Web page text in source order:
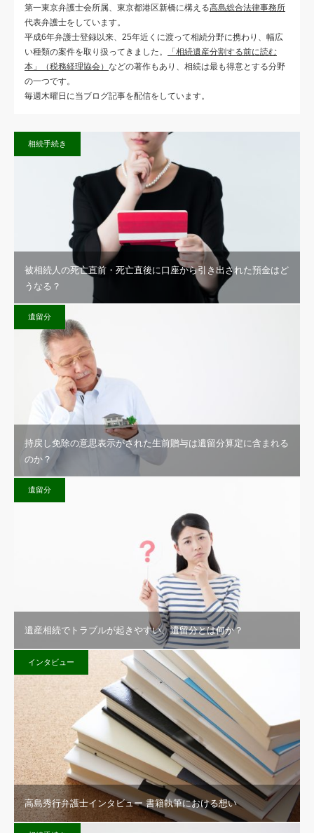
第一東京弁護士会所属、東京都港区新橋に構える高島総合法律事務所
代表弁護士をしています。
平成6年弁護士登録以来、25年近くに渡って相続分野に携わり、幅広
い種類の案件を取り扱ってきました。
「相続遺産分割する前に読む
本」（税務経理協会） などの著作もあり、相続は最も得意とする分野
の一つです。
毎週木曜日に当ブログ記事を配信をしています。
相続手続き
被相続人の死亡直前・死亡直後に口座から引き出された預金はど
うなる？
遺留分
持戻し免除の意思表示がされた生前贈与は遺留分算定に含まれる
のか？
遺留分
遺産相続でトラブルが起きやすい、遺留分とは何か？
インタビュー
高島秀行弁護士インタビュー 書籍執筆における想い